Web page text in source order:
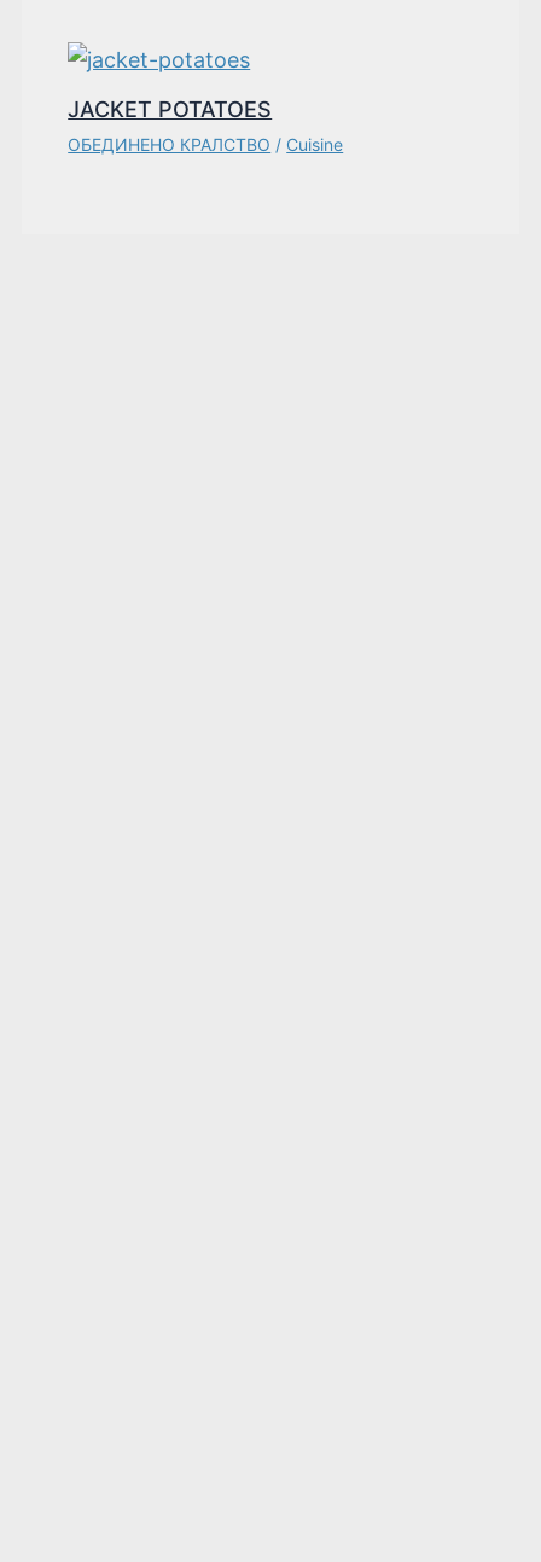
JACKET POTATOES
ОБЕДИНЕНО КРАЛСТВО / Cuisine